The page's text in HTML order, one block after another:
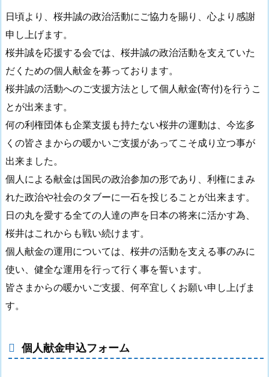
日頃より、桜井誠の政治活動にご協力を賜り、心より感謝
申し上げます。
桜井誠を応援する会では、桜井誠の政治活動を支えていた
だくための個人献金を募っております。
桜井誠の活動へのご支援方法として個人献金(寄付)を行うこ
とが出来ます。
何の利権団体も企業支援も持たない桜井の運動は、今迄多
くの皆さまからの暖かいご支援があってこそ成り立つ事が
出来ました。
個人による献金は国民の政治参加の形であり、利権にまみ
れた政治や社会のタブーに一石を投じることが出来ます。
日の丸を愛する全ての人達の声を日本の将来に活かす為、
桜井はこれからも戦い続けます。
個人献金の運用については、桜井の活動を支える事のみに
使い、健全な運用を行って行く事を誓います。
皆さまからの暖かいご支援、何卒宜しくお願い申し上げま
す。
個人献金申込フォーム